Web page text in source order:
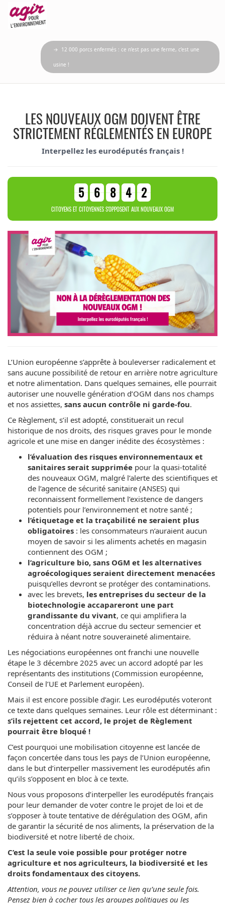
→ 12 000 porcs enfermés : ce n’est pas une ferme, c’est une
usine !
LES NOUVEAUX OGM DOIVENT ÊTRE
STRICTEMENT RÉGLEMENTÉS EN EUROPE
Interpellez les eurodéputés français !
5 6 8 4 2
CITOYENS ET CITOYENNES S'OPPOSENT AUX NOUVEAUX OGM
L’Union européenne s’apprête à bouleverser radicalement et
sans aucune possibilité de retour en arrière notre agriculture
et notre alimentation. Dans quelques semaines, elle pourrait
autoriser une nouvelle génération d’OGM dans nos champs
et nos assiettes, sans aucun contrôle ni garde-fou.
Ce Règlement, s’il est adopté, constituerait un recul
historique de nos droits, des risques graves pour le monde
agricole et une mise en danger inédite des écosystèmes :
l’évaluation des risques environnementaux et
sanitaires serait supprimée pour la quasi-totalité
des nouveaux OGM, malgré l’alerte des scientifiques et
de l’agence de sécurité sanitaire (ANSES) qui
reconnaissent formellement l’existence de dangers
potentiels pour l’environnement et notre santé ;
l’étiquetage et la traçabilité ne seraient plus
obligatoires : les consommateurs n’auraient aucun
moyen de savoir si les aliments achetés en magasin
contiennent des OGM ;
l’agriculture bio, sans OGM et les alternatives
agroécologiques seraient directement menacées
puisqu’elles devront se protéger des contaminations.
avec les brevets, les entreprises du secteur de la
biotechnologie accapareront une part
grandissante du vivant, ce qui amplifiera la
concentration déjà accrue du secteur semencier et
réduira à néant notre souveraineté alimentaire.
Les négociations européennes ont franchi une nouvelle
étape le 3 décembre 2025 avec un accord adopté par les
représentants des institutions (Commission européenne,
Conseil de l’UE et Parlement européen).
Mais il est encore possible d’agir. Les eurodéputés voteront
ce texte dans quelques semaines. Leur rôle est déterminant :
s’ils rejettent cet accord, le projet de Règlement
pourrait être bloqué !
C’est pourquoi une mobilisation citoyenne est lancée de
façon concertée dans tous les pays de l’Union européenne,
dans le but d’interpeller massivement les eurodéputés afin
qu’ils s’opposent en bloc à ce texte.
Nous vous proposons d’interpeller les eurodéputés français
pour leur demander de voter contre le projet de loi et de
s’opposer à toute tentative de dérégulation des OGM, afin
de garantir la sécurité de nos aliments, la préservation de la
biodiversité et notre liberté de choix.
C’est la seule voie possible pour protéger notre
agriculture et nos agriculteurs, la biodiversité et les
droits fondamentaux des citoyens.
Attention, vous ne pouvez utiliser ce lien qu’une seule fois.
Pensez bien à cocher tous les groupes politiques ou les